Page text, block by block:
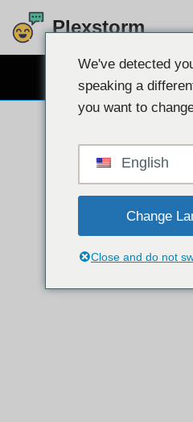
Hopp
Plexstorm
We've detected
speaking a
you want to
English
Change
Close and do not